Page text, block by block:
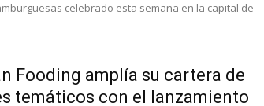
celebrado esta semana en la capital de
Fooding amplía su cartera de
temáticos con el lanzamiento